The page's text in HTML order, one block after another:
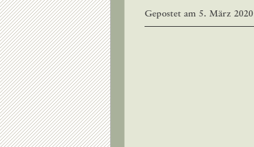
Gepostet am5. März 2020